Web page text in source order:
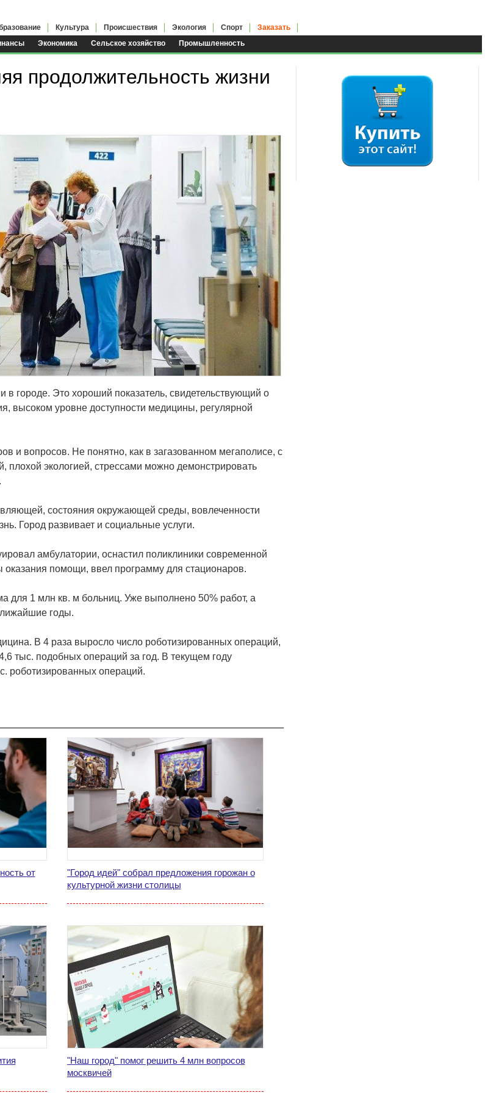
Экономика Сельское хозяйство Промышленность
Культура Происшествия Экология Спорт Заказать
продолжительность жизни
в городе. Это хороший показатель, свидетельствующий о
высоком уровне доступности медицины, регулярной
и вопросов. Не понятно, как в загазованном мегаполисе, с
плохой экологией, стрессами можно демонстрировать
состояния окружающей среды, вовлеченности
Город развивает и социальные услуги.
амбулатории, оснастил поликлиники современной
оказания помощи, ввел программу для стационаров.
для 1 млн кв. м больниц. Уже выполнено 50% работ, а
годы.
В 4 раза выросло число роботизированных операций,
тыс. подобных операций за год. В текущем году
роботизированных операций.
от
"Город идей" собрал предложения горожан о
культурной жизни столицы
"Наш город" помог решить 4 млн вопросов
москвичей